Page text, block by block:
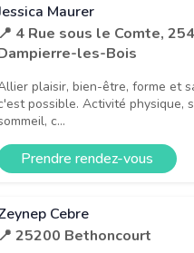
Maurer
📍 4 Rue sous le Comte,
les-Bois
plaisir, bien-être, forme et
possible. Activité physique,
c...
Prendre rendez-vous
Cebre
📍 25200 Bethoncourt